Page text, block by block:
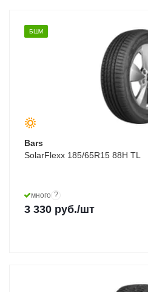
БШМ
Bars
SolarFlexx 185/65R15 88H TL
много ?
3 330 руб./шт